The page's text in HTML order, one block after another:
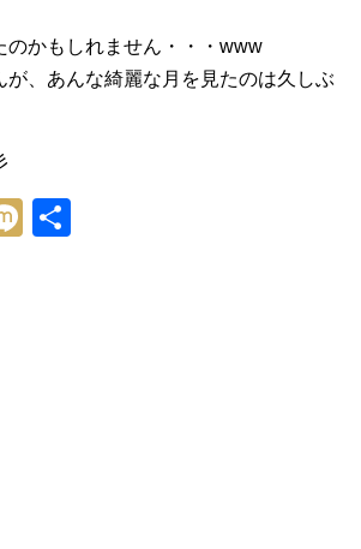
のかもしれません・・・www
が、あんな綺麗な月を見たのは久しぶ
Mixi